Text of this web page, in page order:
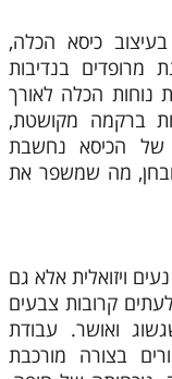
כיסא הכלה,
מרופדים בנדיבות
נוחות הכלה לאורך
ברקמה מקושטת,
של הכיסא נחשבת
מה שמשפר את
ויזואלית אלא גם
קרובות צבעים
ואושר. עבודת
בצורה מורכבת